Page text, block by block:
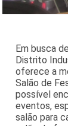
Em busca
Distrito
oferece a
Salão de
possível
eventos,
salão para